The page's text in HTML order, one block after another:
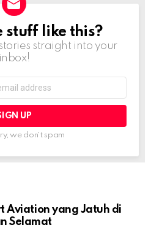
stuff like this?
straight into your
inbox!
we don't spam
Aviation yang Jatuh di
Selamat